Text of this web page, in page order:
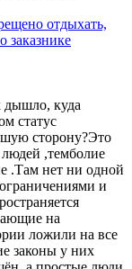
отдыхать,
заказнике
дышло, куда
статус
сторону?Это
,темболие
.Там нет ни одной
и
на
ложили на все
законы у них